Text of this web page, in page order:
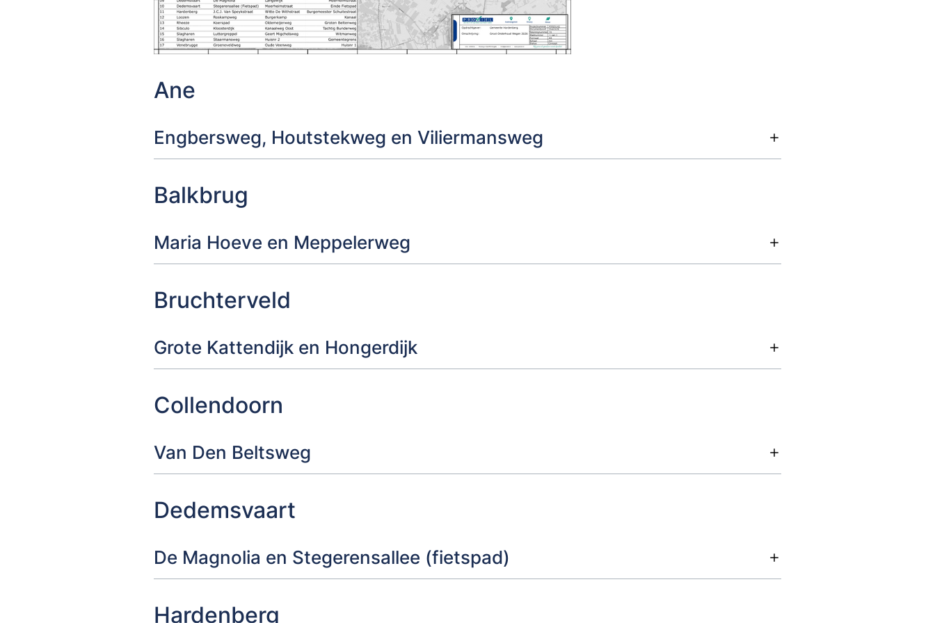
Ane
Engbersweg, Houtstekweg en Viliermansweg
Balkbrug
Maria Hoeve en Meppelerweg
Bruchterveld
Grote Kattendijk en Hongerdijk
Collendoorn
Van Den Beltsweg
Dedemsvaart
De Magnolia en Stegerensallee (fietspad)
Hardenberg